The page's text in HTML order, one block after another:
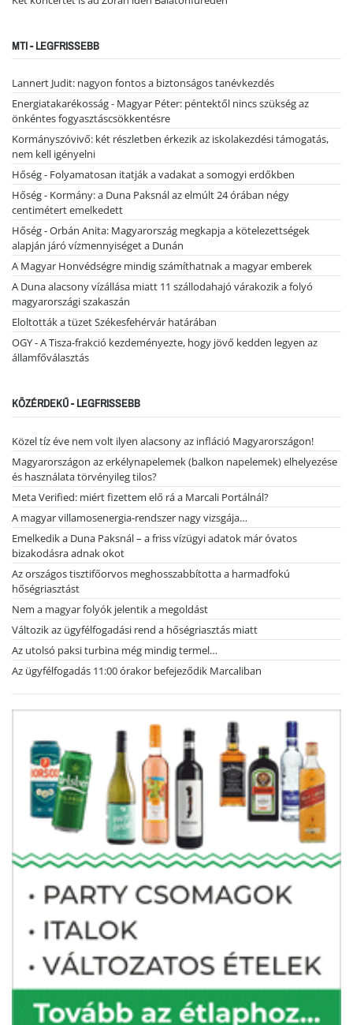
MTI - LEGFRISSEBB
Lannert Judit: nagyon fontos a biztonságos tanévkezdés
Energiatakarékosság - Magyar Péter: péntektől nincs szükség az
önkéntes fogyasztáscsökkentésre
Kormányszóvivő: két részletben érkezik az iskolakezdési támogatás,
nem kell igényelni
Hőség - Folyamatosan itatják a vadakat a somogyi erdőkben
Hőség - Kormány: a Duna Paksnál az elmúlt 24 órában négy
centimétert emelkedett
Hőség - Orbán Anita: Magyarország megkapja a kötelezettségek
alapján járó vízmennyiséget a Dunán
A Magyar Honvédségre mindig számíthatnak a magyar emberek
A Duna alacsony vízállása miatt 11 szállodahajó várakozik a folyó
magyarországi szakaszán
Eloltották a tüzet Székesfehérvár határában
OGY - A Tisza-frakció kezdeményezte, hogy jövő kedden legyen az
államfőválasztás
KÖZÉRDEKŰ - LEGFRISSEBB
Közel tíz éve nem volt ilyen alacsony az infláció Magyarországon!
Magyarországon az erkélynapelemek (balkon napelemek) elhelyezése
és használata törvényileg tilos?
Meta Verified: miért fizettem elő rá a Marcali Portálnál?
A magyar villamosenergia-rendszer nagy vizsgája…
Emelkedik a Duna Paksnál – a friss vízügyi adatok már óvatos
bizakodásra adnak okot
Az országos tisztifőorvos meghosszabbította a harmadfokú
hőségriasztást
Nem a magyar folyók jelentik a megoldást
Változik az ügyfélfogadási rend a hőségriasztás miatt
Az utolsó paksi turbina még mindig termel…
Az ügyfélfogadás 11:00 órakor befejeződik Marcaliban